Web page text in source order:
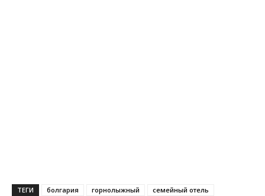
ТЕГИ болгария горнолыжный семейный отель